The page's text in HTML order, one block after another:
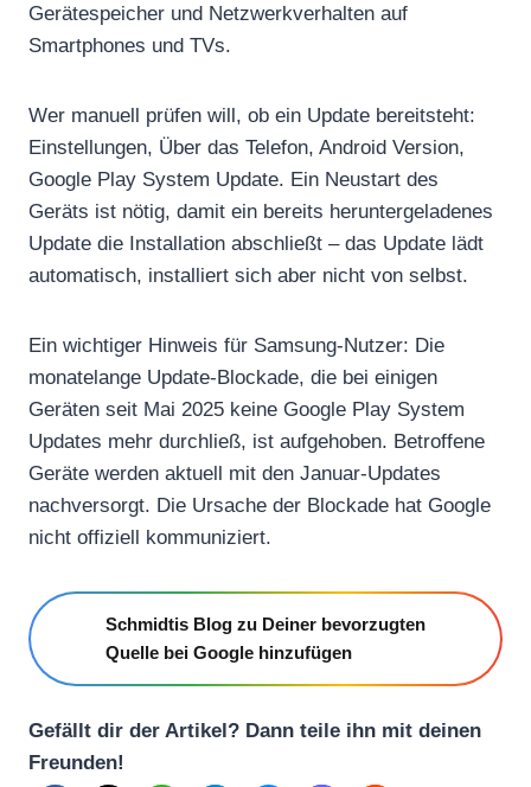
Gerätespeicher und Netzwerkverhalten auf
Smartphones und TVs.
Wer manuell prüfen will, ob ein Update bereitsteht:
Einstellungen, Über das Telefon, Android Version,
Google Play System Update. Ein Neustart des
Geräts ist nötig, damit ein bereits heruntergeladenes
Update die Installation abschließt – das Update lädt
automatisch, installiert sich aber nicht von selbst.
Ein wichtiger Hinweis für Samsung-Nutzer: Die
monatelange Update-Blockade, die bei einigen
Geräten seit Mai 2025 keine Google Play System
Updates mehr durchließ, ist aufgehoben. Betroffene
Geräte werden aktuell mit den Januar-Updates
nachversorgt. Die Ursache der Blockade hat Google
nicht offiziell kommuniziert.
Schmidtis Blog zu Deiner bevorzugten
Quelle bei Google hinzufügen
Gefällt dir der Artikel? Dann teile ihn mit deinen
Freunden!